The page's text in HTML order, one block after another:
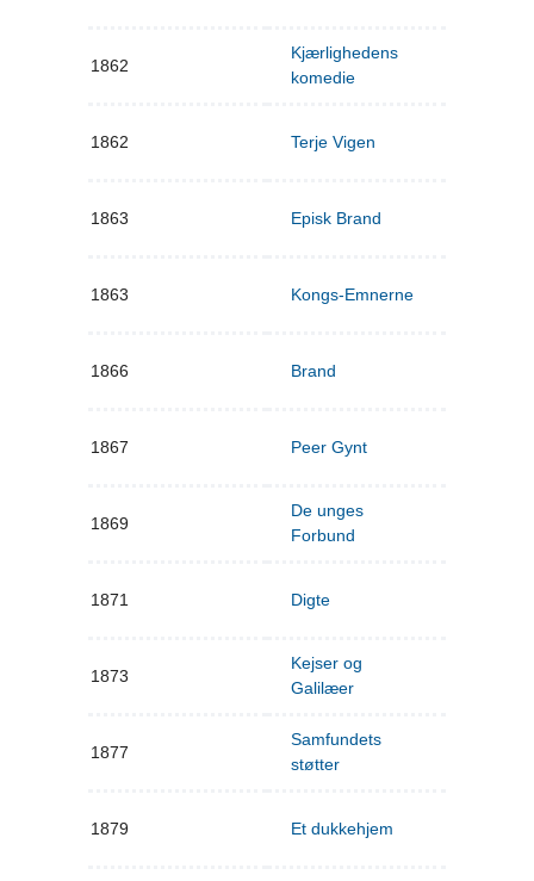
1862
Kjærlighedens
komedie
1862 Terje Vigen
1863 Episk Brand
1863 Kongs-Emnerne
1866 Brand
1867 Peer Gynt
1869
De unges
Forbund
1871 Digte
1873
Kejser og
Galilæer
1877
Samfundets
støtter
1879 Et dukkehjem